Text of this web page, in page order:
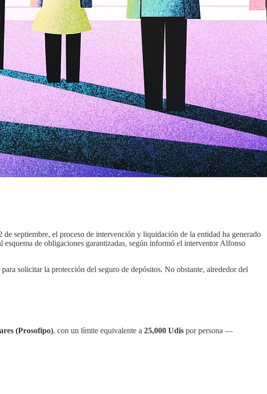
septiembre, el proceso de intervención y liquidación de la entidad ha generado
esquema de obligaciones garantizadas, según informó el interventor Alfonso
solicitar la protección del seguro de depósitos. No obstante, alrededor del
(Prosofipo), con un límite equivalente a 25,000 Udis por persona —